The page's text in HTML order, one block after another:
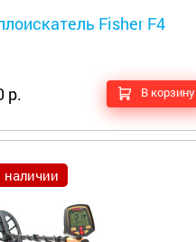
Fisher F4
р. В корзину
наличии